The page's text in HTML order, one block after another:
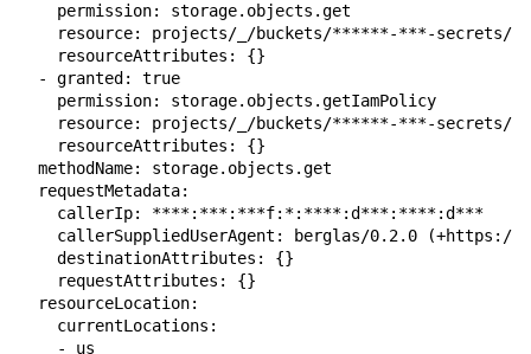
    permission: storage.objects.get
resource: projects/_/buckets/******-***-secrets/
    resourceAttributes: {}
  - granted: true
    permission: storage.objects.getIamPolicy
resource: projects/_/buckets/******-***-secrets/
    resourceAttributes: {}
  methodName: storage.objects.get
  requestMetadata:
    callerIp: ****:***:***f:*:****:d***:****:d***
callerSuppliedUserAgent: berglas/0.2.0
    destinationAttributes: {}
    requestAttributes: {}
  resourceLocation:
    currentLocations:
    - us